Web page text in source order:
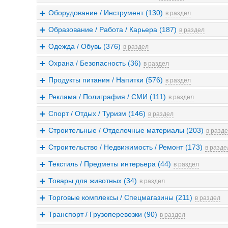
Оборудование / Инструмент (130) в раздел
Образование / Работа / Карьера (187) в раздел
Одежда / Обувь (376) в раздел
Охрана / Безопасность (36) в раздел
Продукты питания / Напитки (576) в раздел
Реклама / Полиграфия / СМИ (111) в раздел
Спорт / Отдых / Туризм (146) в раздел
Строительные / Отделочные материалы (203) в
Строительство / Недвижимость / Ремонт (173) в
Текстиль / Предметы интерьера (44) в раздел
Товары для животных (34) в раздел
Торговые комплексы / Спецмагазины (211) в раздел
Транспорт / Грузоперевозки (90) в раздел